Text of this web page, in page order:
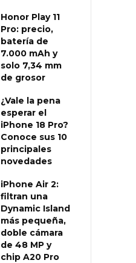
Honor Play 11
Pro: precio,
batería de
7.000 mAh y
solo 7,34 mm
de grosor
¿Vale la pena
esperar el
iPhone 18 Pro?
Conoce sus 10
principales
novedades
iPhone Air 2:
filtran una
Dynamic Island
más pequeña,
doble cámara
de 48 MP y
chip A20 Pro